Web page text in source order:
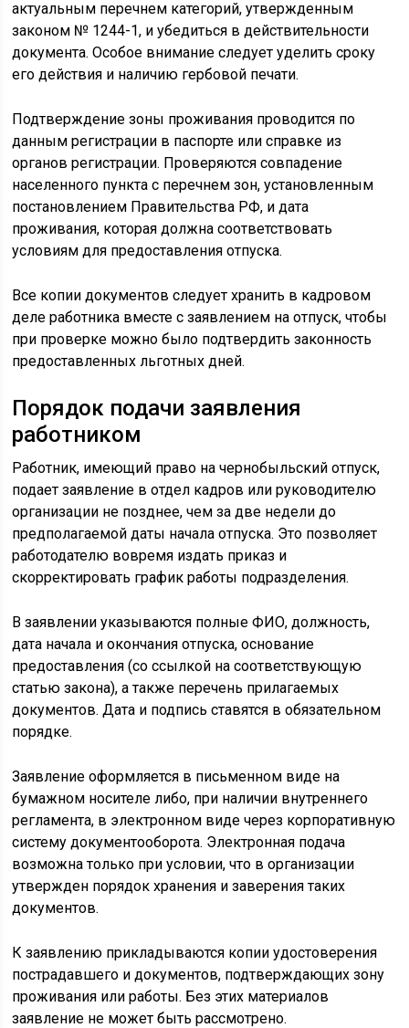
актуальным перечнем категорий, утвержденным
законом № 1244-1, и убедиться в действительности
документа. Особое внимание следует уделить сроку
его действия и наличию гербовой печати.
Подтверждение зоны проживания проводится по
данным регистрации в паспорте или справке из
органов регистрации. Проверяются совпадение
населенного пункта с перечнем зон, установленным
постановлением Правительства РФ, и дата
проживания, которая должна соответствовать
условиям для предоставления отпуска.
Все копии документов следует хранить в кадровом
деле работника вместе с заявлением на отпуск, чтобы
при проверке можно было подтвердить законность
предоставленных льготных дней.
Порядок подачи заявления
работником
Работник, имеющий право на чернобыльский отпуск,
подает заявление в отдел кадров или руководителю
организации не позднее, чем за две недели до
предполагаемой даты начала отпуска. Это позволяет
работодателю вовремя издать приказ и
скорректировать график работы подразделения.
В заявлении указываются полные ФИО, должность,
дата начала и окончания отпуска, основание
предоставления (со ссылкой на соответствующую
статью закона), а также перечень прилагаемых
документов. Дата и подпись ставятся в обязательном
порядке.
Заявление оформляется в письменном виде на
бумажном носителе либо, при наличии внутреннего
регламента, в электронном виде через корпоративную
систему документооборота. Электронная подача
возможна только при условии, что в организации
утвержден порядок хранения и заверения таких
документов.
К заявлению прикладываются копии удостоверения
пострадавшего и документов, подтверждающих зону
проживания или работы. Без этих материалов
заявление не может быть рассмотрено.